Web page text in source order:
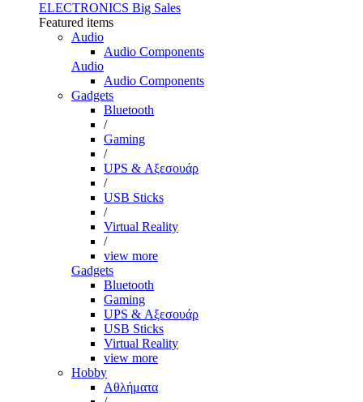
ELECTRONICS Big Sales
Featured items
Audio
Audio Components
Audio
Audio Components
Gadgets
Bluetooth
/
Gaming
/
UPS & Αξεσουάρ
/
USB Sticks
/
Virtual Reality
/
view more
Gadgets
Bluetooth
Gaming
UPS & Αξεσουάρ
USB Sticks
Virtual Reality
view more
Hobby
Αθλήματα